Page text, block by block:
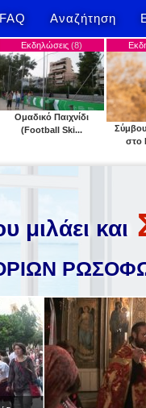
FAQ Αναζήτηση
Εκδηλώσεις
Σύμβουλος άσκησης
στο Πάρκο Κέ...
μιλάει και